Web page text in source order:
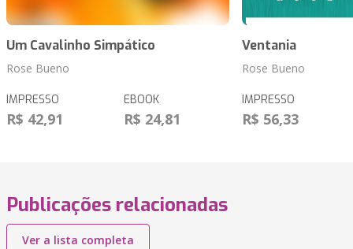
Um Cavalinho Simpático
Rose Bueno
IMPRESSO
R$ 42,91
EBOOK
R$ 24,81
Ventania
Rose Bueno
IMPRESSO
R$ 56,33
Publicações relacionadas
Ver a lista completa